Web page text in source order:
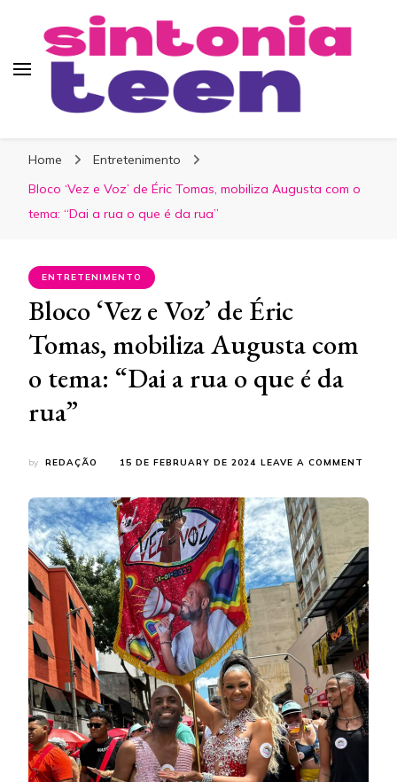
Home
Entretenimento
Bloco ‘Vez e Voz’ de Éric Tomas, mobiliza Augusta com o
tema: “Dai a rua o que é da rua”
ENTRETENIMENTO
Bloco ‘Vez e Voz’ de Éric
Tomas, mobiliza Augusta com
o tema: “Dai a rua o que é da
rua”
by REDAÇÃO 15 DE FEBRUARY DE 2024 LEAVE A COMMENT
DE
ÉRIC
COM
O
TEMA:
“DAI
A
RUA
O
QUE